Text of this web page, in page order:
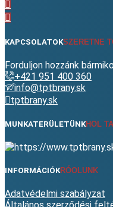
KAPCSOLATOKSZERETNE
Forduljon hozzánk
+421 951 400 360
info@tptbrany.sk
tptbrany.sk
MUNKATERÜLETÜNKHOL
INFORMÁCIÓKRÓOLUNK
Adatvédelmi szabályzat